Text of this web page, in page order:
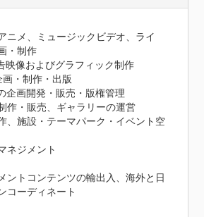
ニメ、ミュージックビデオ、ライ
・制作
映像およびグラフィック制作
画・制作・出版
企画開発・販売・版権管理
作・販売、ギャラリーの運営
、施設・テーマパーク・イベント空
ネジメント
ントコンテンツの輸出入、海外と日
コーディネート